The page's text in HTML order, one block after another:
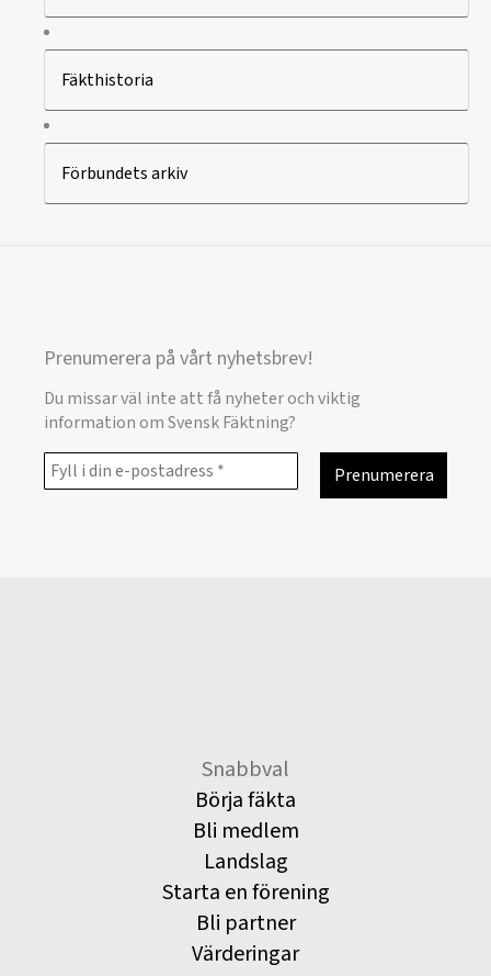
Fäkthistoria
Förbundets arkiv
Prenumerera på vårt nyhetsbrev!
Du missar väl inte att få nyheter och viktig
information om Svensk Fäktning?
Snabbval
Börja fäkta
Bli medlem
Landslag
Starta en förening
Bli partner
Värderingar